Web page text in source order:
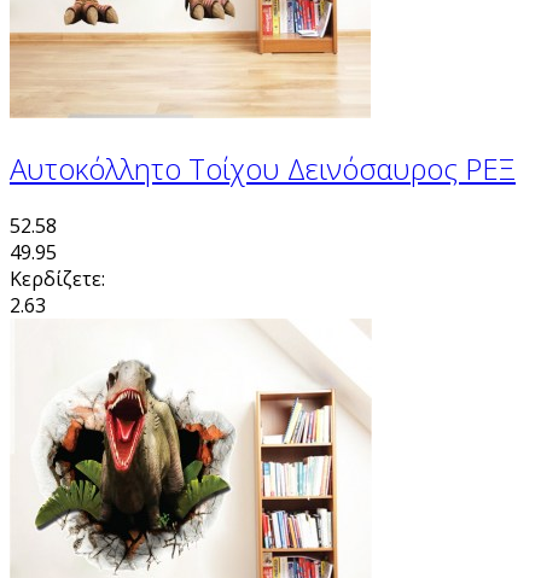
Αυτοκόλλητο Τοίχου Δεινόσαυρος ΡΕΞ
52.58
49.95
Κερδίζετε:
2.63